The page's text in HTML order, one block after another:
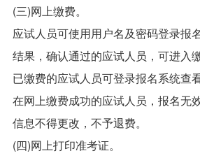
(三)网上缴费。
应试人员可使用用户名及密码登录报
结果，确认通过的应试人员，可进入
已缴费的应试人员可登录报名系统查
在网上缴费成功的应试人员，报名无
信息不得更改，不予退费。
(四)网上打印准考证。